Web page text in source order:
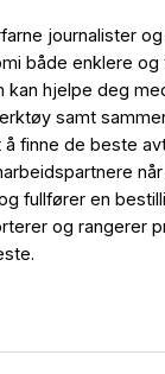
journalister
både enklere
hjelpe deg
samt
finne de beste
fullfører en
og rangerer